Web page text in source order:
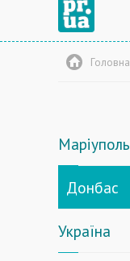
Головна
Маріуполь
Донбас
Україна